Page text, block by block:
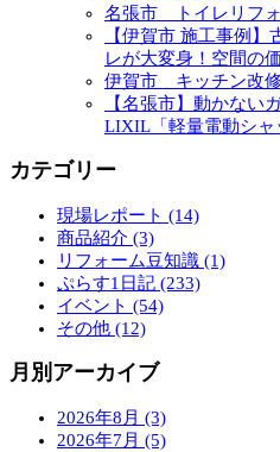
名張市 トイレリフ
【伊賀市 施工事例
レが大変身！空間の
伊賀市 キッチン改修
【名張市】動かない
LIXIL「軽量電動シャ
カテゴリー
現場レポート (14)
商品紹介 (3)
リフォーム豆知識 (1)
ぷらす1日記 (233)
イベント (54)
その他 (12)
月別アーカイブ
2026年8月 (3)
2026年7月 (5)